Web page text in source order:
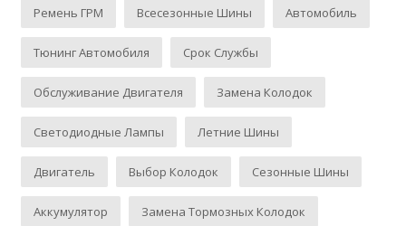
Ремень ГРМ Всесезонные Шины Автомобиль
Тюнинг Автомобиля Срок Службы
Обслуживание Двигателя Замена Колодок
Светодиодные Лампы Летние Шины
Двигатель Выбор Колодок Сезонные Шины
Аккумулятор Замена Тормозных Колодок